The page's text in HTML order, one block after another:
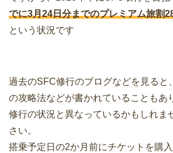
でに3月24日分までのプレミアム旅割
という状況です
過去のSFC修行のブログなどを見ると
の攻略法などが書かれていることもあ
修行の状況と異なっているかもしれま
さい。
搭乗予定日の2か月前にチケットを購